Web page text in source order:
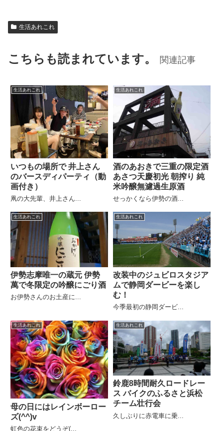
生活あれこれ
こちらも読まれています。 関連記事
生活あれこれ
いつもの場所で 井上さん
のバースディパーティ（動
画付き）
凧の大先輩、井上さん...
生活あれこれ
酒のあおきで三重の限定酒
あさつ天慶初光 朝搾り 純
米吟醸無濾過生原酒
せっかくなら伊勢の酒...
生活あれこれ
伊勢志摩唯一の蔵元 伊勢
萬で冬限定の吟醸にごり酒
お伊勢さんのお土産に...
生活あれこれ
改装中のジュビロスタジア
ムで静岡ダービーを楽し
む！
今季最初の静岡ダービ...
生活あれこれ
母の日にはレインボーロー
ズ(^^)v
虹色の花束をどうぞ(...
生活あれこれ
鈴鹿8時間耐久ロードレー
ス バイクのふるさと浜松
チーム壮行会
久しぶりに赤電車に乗...